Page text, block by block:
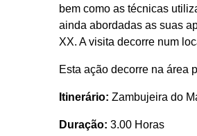
bem como as técnicas
ainda abordadas as suas
XX. A visita decorre num
Esta ação decorre na área
Itinerário: Zambujeira do
Duração: 3.00 Horas